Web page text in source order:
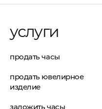
услуги
продать часы
продать ювелирное
изделие
заложить часы